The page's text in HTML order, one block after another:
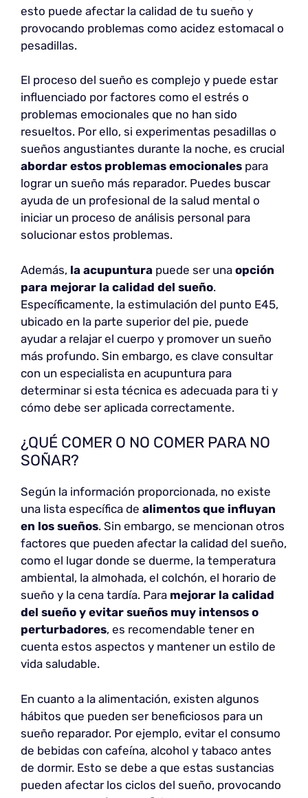
esto puede afectar la calidad de tu sueño y
provocando problemas como acidez estomacal o
pesadillas.
El proceso del sueño es complejo y puede estar
influenciado por factores como el estrés o
problemas emocionales que no han sido
resueltos. Por ello, si experimentas pesadillas o
sueños angustiantes durante la noche, es crucial
abordar estos problemas emocionales para
lograr un sueño más reparador. Puedes buscar
ayuda de un profesional de la salud mental o
iniciar un proceso de análisis personal para
solucionar estos problemas.
Además, la acupuntura puede ser una opción
para mejorar la calidad del sueño.
Específicamente, la estimulación del punto E45,
ubicado en la parte superior del pie, puede
ayudar a relajar el cuerpo y promover un sueño
más profundo. Sin embargo, es clave consultar
con un especialista en acupuntura para
determinar si esta técnica es adecuada para ti y
cómo debe ser aplicada correctamente.
¿QUÉ COMER O NO COMER PARA NO
SOÑAR?
Según la información proporcionada, no existe
una lista específica de alimentos que influyan
en los sueños. Sin embargo, se mencionan otros
factores que pueden afectar la calidad del sueño,
como el lugar donde se duerme, la temperatura
ambiental, la almohada, el colchón, el horario de
sueño y la cena tardía. Para mejorar la calidad
del sueño y evitar sueños muy intensos o
perturbadores, es recomendable tener en
cuenta estos aspectos y mantener un estilo de
vida saludable.
En cuanto a la alimentación, existen algunos
hábitos que pueden ser beneficiosos para un
sueño reparador. Por ejemplo, evitar el consumo
de bebidas con cafeína, alcohol y tabaco antes
de dormir. Esto se debe a que estas sustancias
pueden afectar los ciclos del sueño, provocando